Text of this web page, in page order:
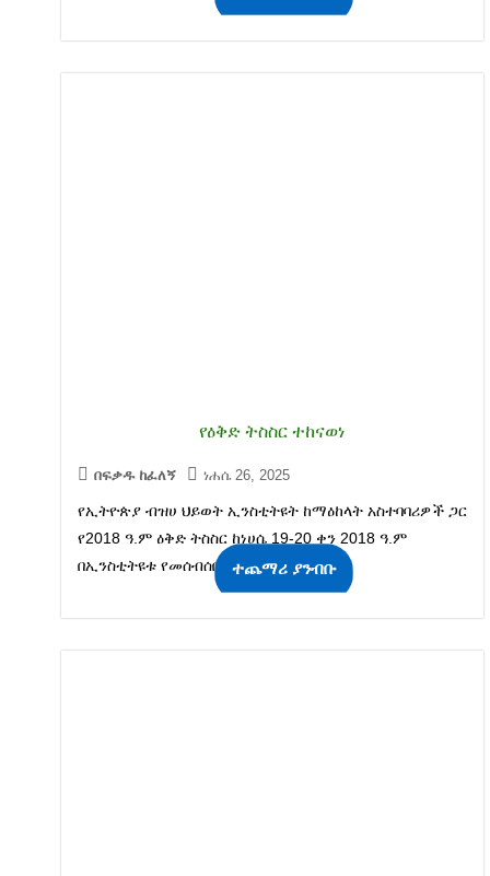
የዕቅድ ትስስር ተከናወነ
በፍቃዱ ከፈለኝ ነሐሴ 26, 2025
የኢትዮጵያ ብዝሀ ህይወት ኢንስቲትዩት ከማዕከላት አስተባባሪዎች ጋር
የ2018 ዓ.ም ዕቅድ ትስስር ከነሀሴ 19-20 ቀን 2018 ዓ.ም
በኢንስቲትዩቱ የመሰብሰቢያ አዳራሽ አከናወነ፡፡
ተጨማሪ ያንብቡ